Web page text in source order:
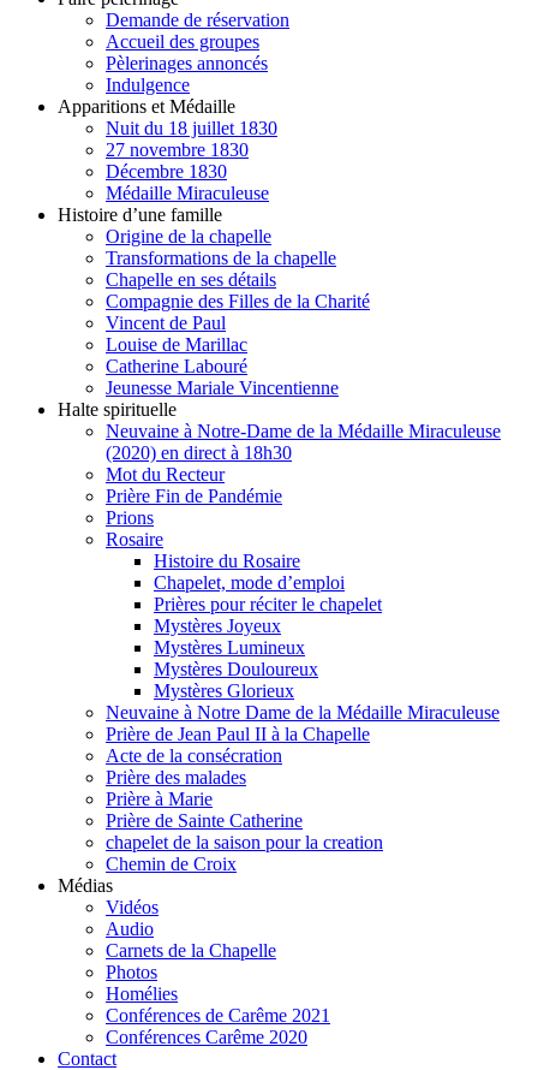
Demande de réservation
Accueil des groupes
Pèlerinages annoncés
Indulgence
Apparitions et Médaille
Nuit du 18 juillet 1830
27 novembre 1830
Décembre 1830
Médaille Miraculeuse
Histoire d’une famille
Origine de la chapelle
Transformations de la chapelle
Chapelle en ses détails
Compagnie des Filles de la Charité
Vincent de Paul
Louise de Marillac
Catherine Labouré
Jeunesse Mariale Vincentienne
Halte spirituelle
Neuvaine à Notre-Dame de la Médaille Miraculeuse
(2020) en direct à 18h30
Mot du Recteur
Prière Fin de Pandémie
Prions
Rosaire
Histoire du Rosaire
Chapelet, mode d’emploi
Prières pour réciter le chapelet
Mystères Joyeux
Mystères Lumineux
Mystères Douloureux
Mystères Glorieux
Neuvaine à Notre Dame de la Médaille Miraculeuse
Prière de Jean Paul II à la Chapelle
Acte de la consécration
Prière des malades
Prière à Marie
Prière de Sainte Catherine
chapelet de la saison pour la creation
Chemin de Croix
Médias
Vidéos
Audio
Carnets de la Chapelle
Photos
Homélies
Conférences de Carême 2021
Conférences Carême 2020
Contact